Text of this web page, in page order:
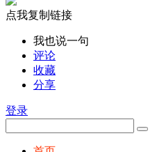
点我复制链接
我也说一句
评论
收藏
分享
登录